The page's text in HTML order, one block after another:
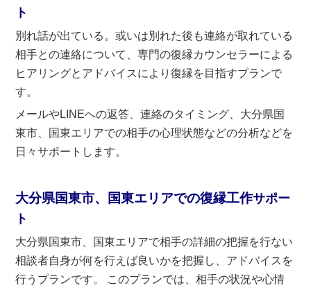
ト
別れ話が出ている。或いは別れた後も連絡が取れている
相手との連絡について、専門の復縁カウンセラーによる
ヒアリングとアドバイスにより復縁を目指すプランで
す。
メールやLINEへの返答、連絡のタイミング、大分県国
東市、国東エリアでの相手の心理状態などの分析などを
日々サポートします。
大分県国東市、国東エリアでの復縁工作サポー
ト
大分県国東市、国東エリアで相手の詳細の把握を行ない
相談者自身が何を行えば良いかを把握し、アドバイスを
行うプランです。 このプランでは、相手の状況や心情